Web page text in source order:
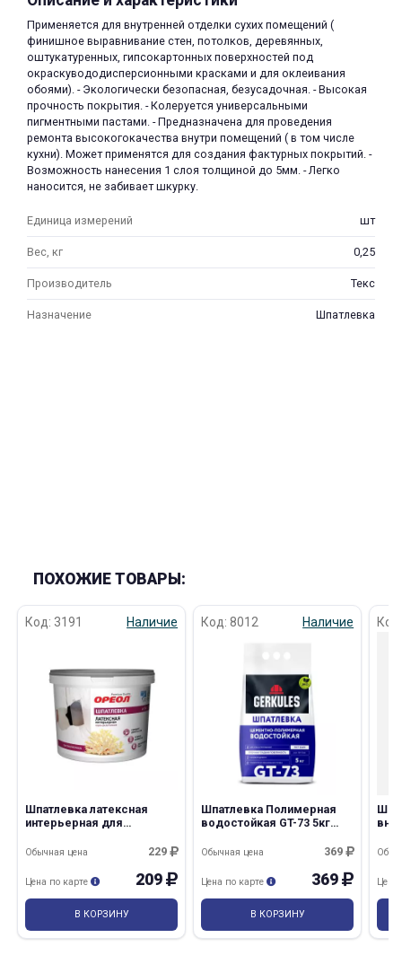
Применяется для внутренней отделки сухих помещений (
финишное выравнивание стен, потолков, деревянных,
оштукатуренных, гипсокартонных поверхностей под
окраскувододисперсионными красками и для оклеивания
обоями). - Экологически безопасная, безусадочная. - Высокая
прочность покрытия. - Колеруется универсальными
пигментными пастами. - Предназначена для проведения
ремонта высокогокачества внутри помещений ( в том числе
кухни). Может применятся для создания фактурных покрытий. -
Возможность нанесения 1 слоя толщиной до 5мм. - Легко
наносится, не забивает шкурку.
Единица измерений шт
Вес, кг 0,25
Производитель Текс
Назначение Шпатлевка
ПОХОЖИЕ ТОВАРЫ:
Код: 3191 Наличие
Шпатлевка латексная
интерьерная для
Ореол/6
229
Обычная цена
209
Цена по карте
В КОРЗИНУ
Код: 8012 Наличие
Шпатлевка Полимерная
водостойкая GT-73 5кг
369
Обычная цена
369
Цена по карте
В КОРЗИНУ
Цена